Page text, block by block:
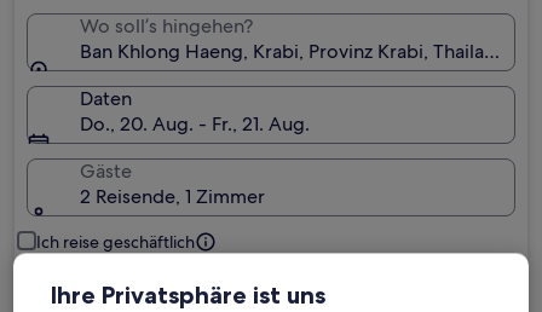
Wo soll’s hingehen?
Ban Khlong Haeng, Krabi, Provinz Krabi, Thailand
Daten
Do., 20. Aug. - Fr., 21. Aug.
Gäste
2 Reisende, 1 Zimmer
Ich reise geschäftlich
Suchen
Ihre Privatsphäre ist uns